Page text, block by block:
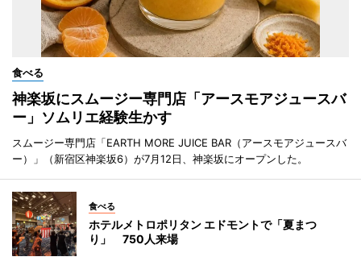
食べる
神楽坂にスムージー専門店「アースモアジュースバ
ー」ソムリエ経験生かす
スムージー専門店「EARTH MORE JUICE BAR（アースモアジュースバ
ー）」（新宿区神楽坂6）が7月12日、神楽坂にオープンした。
食べる
ホテルメトロポリタン エドモントで「夏まつ
り」 750人来場